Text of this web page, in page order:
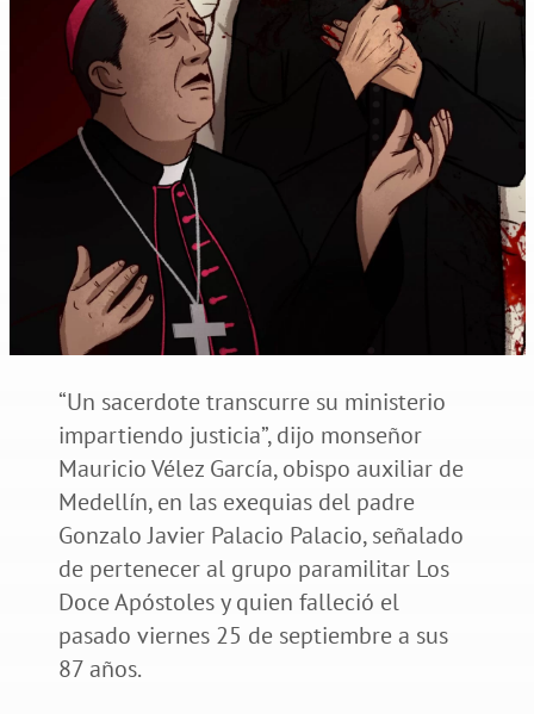
“Un sacerdote transcurre su ministerio
impartiendo justicia”, dijo monseñor
Mauricio Vélez García, obispo auxiliar de
Medellín, en las exequias del padre
Gonzalo Javier Palacio Palacio, señalado
de pertenecer al grupo paramilitar Los
Doce Apóstoles y quien falleció el
pasado viernes 25 de septiembre a sus
87 años.